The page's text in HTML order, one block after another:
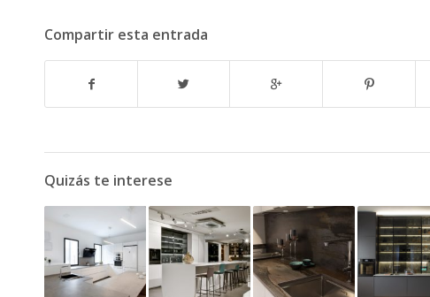
Compartir esta entrada
Quizás te interese